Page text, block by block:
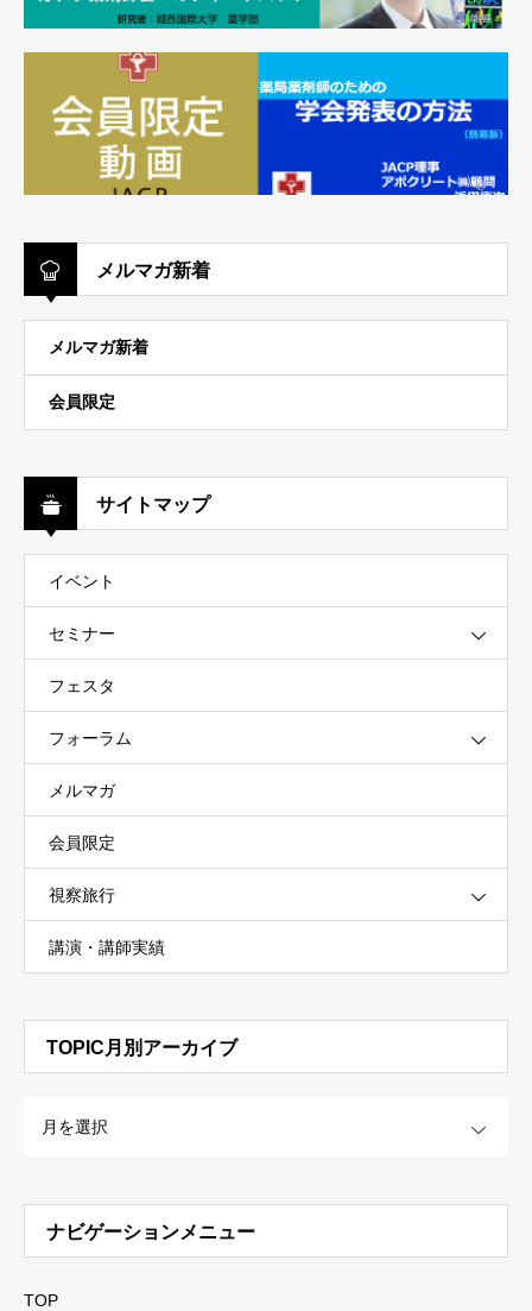
メルマガ新着
メルマガ新着
会員限定
サイトマップ
イベント
セミナー
フェスタ
フォーラム
メルマガ
会員限定
視察旅行
講演・講師実績
TOPIC月別アーカイブ
ナビゲーションメニュー
TOP